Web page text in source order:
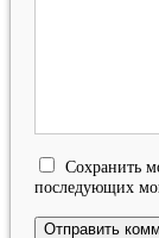
Сохранить
последующих